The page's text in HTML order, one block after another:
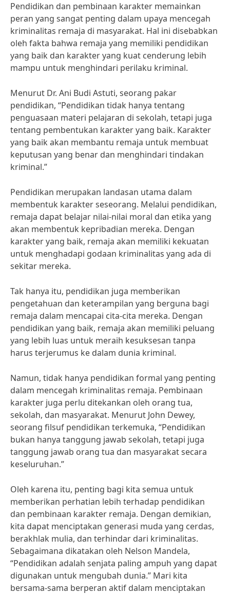
Pendidikan dan pembinaan karakter memainkan
peran yang sangat penting dalam upaya mencegah
kriminalitas remaja di masyarakat. Hal ini disebabkan
oleh fakta bahwa remaja yang memiliki pendidikan
yang baik dan karakter yang kuat cenderung lebih
mampu untuk menghindari perilaku kriminal.
Menurut Dr. Ani Budi Astuti, seorang pakar
pendidikan, “Pendidikan tidak hanya tentang
penguasaan materi pelajaran di sekolah, tetapi juga
tentang pembentukan karakter yang baik. Karakter
yang baik akan membantu remaja untuk membuat
keputusan yang benar dan menghindari tindakan
kriminal.”
Pendidikan merupakan landasan utama dalam
membentuk karakter seseorang. Melalui pendidikan,
remaja dapat belajar nilai-nilai moral dan etika yang
akan membentuk kepribadian mereka. Dengan
karakter yang baik, remaja akan memiliki kekuatan
untuk menghadapi godaan kriminalitas yang ada di
sekitar mereka.
Tak hanya itu, pendidikan juga memberikan
pengetahuan dan keterampilan yang berguna bagi
remaja dalam mencapai cita-cita mereka. Dengan
pendidikan yang baik, remaja akan memiliki peluang
yang lebih luas untuk meraih kesuksesan tanpa
harus terjerumus ke dalam dunia kriminal.
Namun, tidak hanya pendidikan formal yang penting
dalam mencegah kriminalitas remaja. Pembinaan
karakter juga perlu ditekankan oleh orang tua,
sekolah, dan masyarakat. Menurut John Dewey,
seorang filsuf pendidikan terkemuka, “Pendidikan
bukan hanya tanggung jawab sekolah, tetapi juga
tanggung jawab orang tua dan masyarakat secara
keseluruhan.”
Oleh karena itu, penting bagi kita semua untuk
memberikan perhatian lebih terhadap pendidikan
dan pembinaan karakter remaja. Dengan demikian,
kita dapat menciptakan generasi muda yang cerdas,
berakhlak mulia, dan terhindar dari kriminalitas.
Sebagaimana dikatakan oleh Nelson Mandela,
“Pendidikan adalah senjata paling ampuh yang dapat
digunakan untuk mengubah dunia.” Mari kita
bersama-sama berperan aktif dalam menciptakan